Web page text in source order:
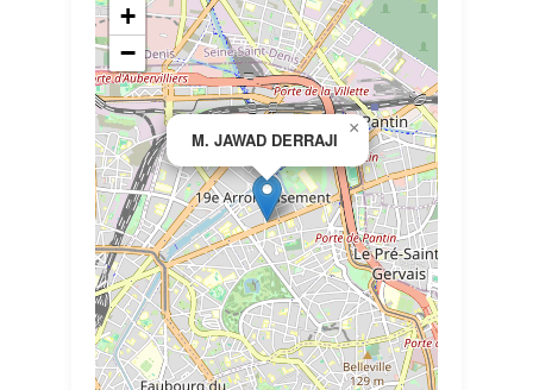
M. JAWAD DERRAJI
×
+
−